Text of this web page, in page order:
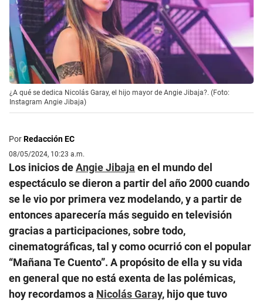
¿A qué se dedica Nicolás Garay, el hijo mayor de Angie Jibaja?. (Foto:
Instagram Angie Jibaja)
PorRedacción EC
08/05/2024, 10:23 a.m.
Los inicios deAngie Jibaja en el mundo del
espectáculo se dieron a partir del año 2000 cuando
se le vio por primera vez modelando, y a partir de
entonces aparecería más seguido en televisión
gracias a participaciones, sobre todo,
cinematográficas, tal y como ocurrió con el popular
“Mañana Te Cuento”. A propósito de ella y su vida
en general que no está exenta de las polémicas,
hoy recordamos a Nicolás Garay, hijo que tuvo